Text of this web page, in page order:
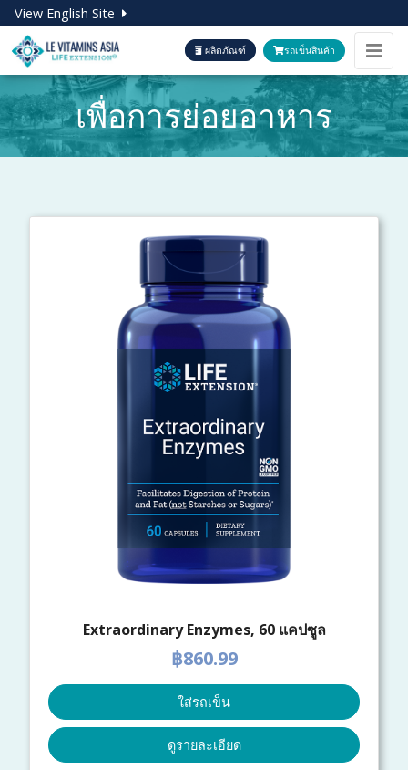
View English Site
ผลิตภัณฑ์ รถเข็นสินค้า
เพื่อการย่อยอาหาร
Extraordinary Enzymes, 60 แคปซูล
฿860.99
ใส่รถเข็น
ดูรายละเอียด